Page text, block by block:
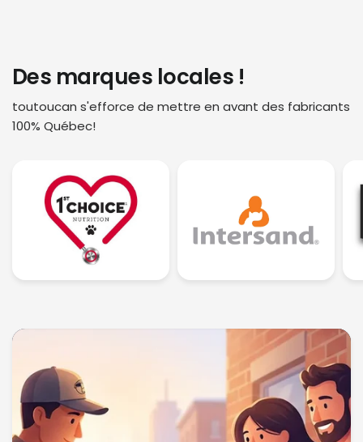
Des marques locales !
toutoucan s'efforce de mettre en avant des fabricants
100% Québec!